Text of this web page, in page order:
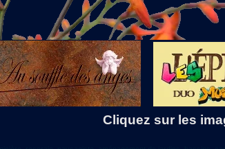
Cliquez sur les